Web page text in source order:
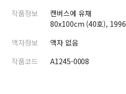
작품정보
캔버스에 유채
80x100cm (40호), 1996
액자정보
액자 없음
작품코드
A1245-0008